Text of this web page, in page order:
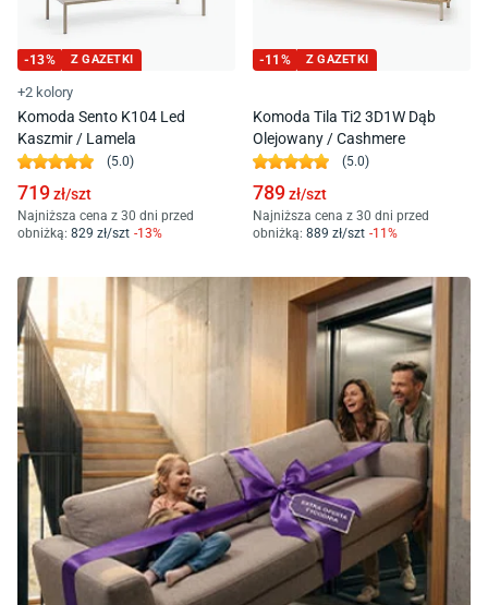
-13% Z GAZETKI
+2 kolory
Komoda Sento K104 Led
Kaszmir / Lamela
(5.0)
719zł/szt
Najniższa cena z 30 dni przed
obniżką: 829 zł/szt -13%
-11 % Z GAZETKI
Komoda Tila Ti2 3D1W Dąb
Olejowany / Cashmere
(5.0)
789zł/szt
Najniższa cena z 30 dni przed
obniżką: 889 zł/szt -11%